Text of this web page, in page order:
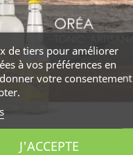
de tiers pour améliorer
à vos préférences en
votre consentement
J'ACCEPTE